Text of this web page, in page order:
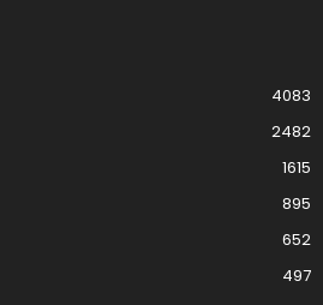
4083
2482
1615
895
652
497